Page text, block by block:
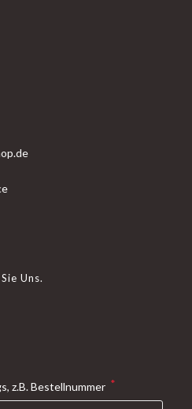
Uns.
z.B. Bestellnummer *